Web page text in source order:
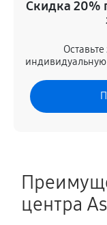
Скидка 20%
индивидуальную
центра